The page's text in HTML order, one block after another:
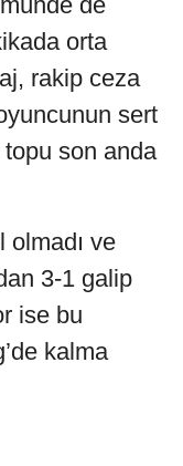
orta
rakip ceza
sert
son anda
olmadı ve
3-1 galip
ise bu
kalma